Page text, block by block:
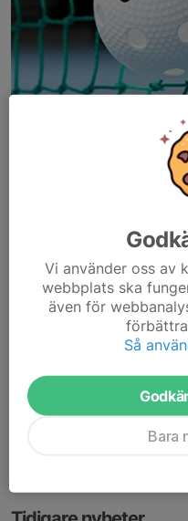
Nu är det dags för
Ledare från Gammelstads
Måndagar 17.30-18.30
Under dessa tillfällen
sedan tar över ledarrollen.
Ta med klubba, skor och
innebandyglasögon, ta
Mer information kommer
Dela nyhet
Vi använder oss av
webbplats ska
även för
Så
Bara